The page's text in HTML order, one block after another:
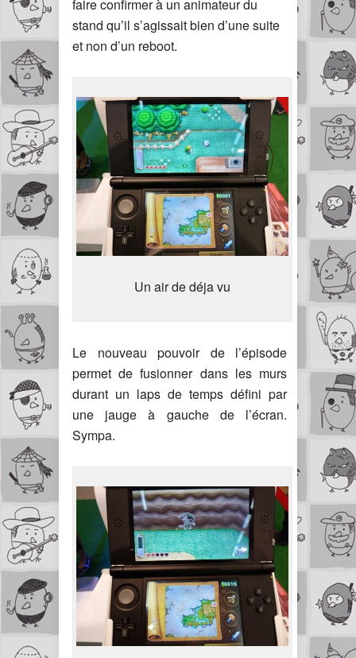
faire confirmer à un animateur du
stand qu’il s’agissait bien d’une suite
et non d’un reboot.
Un air de déja vu
Le nouveau pouvoir de l’épisode
permet de fusionner dans les murs
durant un laps de temps défini par
une jauge à gauche de l’écran.
Sympa.